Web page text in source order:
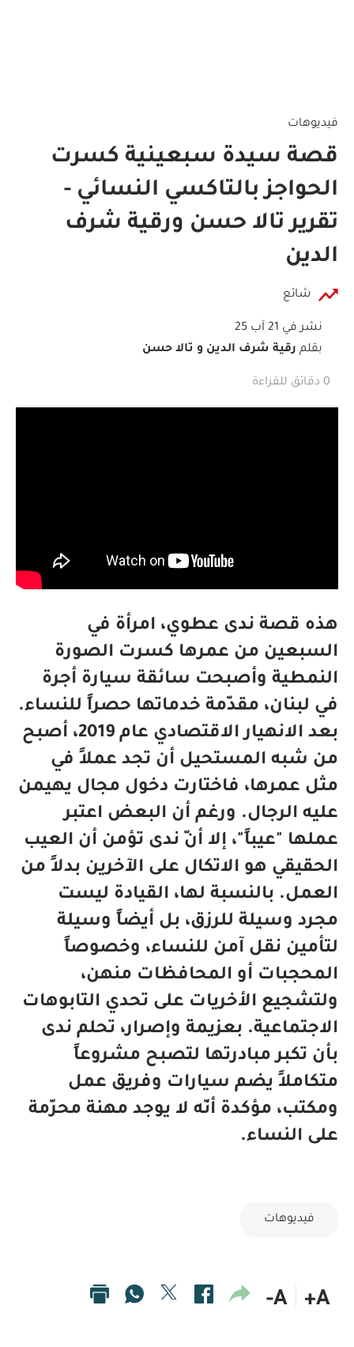
فيديوهات
قصة سيدة سبعينية كسرت
الحواجز بالتاكسي النسائي -
تقرير تالا حسن ورقية شرف
الدين
شائع
نشر في 21 آب 25
بقلم رقية شرف الدين و تالا حسن
0 دقائق للقراءة
هذه قصة ندى عطوي، امرأة في
السبعين من عمرها كسرت الصورة
النمطية وأصبحت سائقة سيارة أجرة
في لبنان، مقدّمة خدماتها حصراً للنساء.
بعد الانهيار الاقتصادي عام 2019، أصبح
من شبه المستحيل أن تجد عملاً في
مثل عمرها، فاختارت دخول مجال يهيمن
عليه الرجال. ورغم أن البعض اعتبر
عملها "عيباً"، إلا أنّ ندى تؤمن أن العيب
الحقيقي هو الاتكال على الآخرين بدلاً من
العمل. بالنسبة لها، القيادة ليست
مجرد وسيلة للرزق، بل أيضاً وسيلة
لتأمين نقل آمن للنساء، وخصوصاً
المحجبات أو المحافظات منهن،
ولتشجيع الأخريات على تحدي التابوهات
الاجتماعية. بعزيمة وإصرار، تحلم ندى
بأن تكبر مبادرتها لتصبح مشروعاً
متكاملاً يضم سيارات وفريق عمل
ومكتب، مؤكدة أنّه لا يوجد مهنة محرّمة
على النساء.
فيديوهات
A+
A-